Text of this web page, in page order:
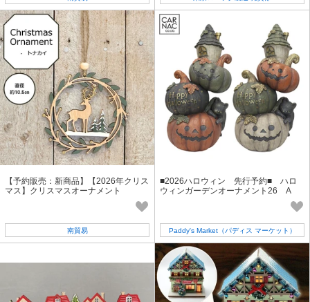
【予約販売：新商品】【2026年クリス
マス】クリスマスオーナメント
南貿易
■2026ハロウィン 先行予約■ ハロ
ウィンガーデンオーナメント26 A
Paddy's Market（パディス マーケット）